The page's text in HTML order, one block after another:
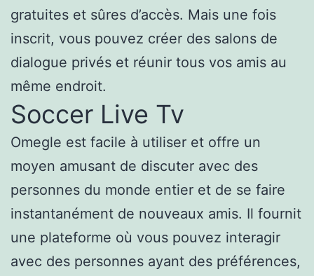
gratuites et sûres d’accès. Mais une fois
inscrit, vous pouvez créer des salons de
dialogue privés et réunir tous vos amis au
même endroit.
Soccer Live Tv
Omegle est facile à utiliser et offre un
moyen amusant de discuter avec des
personnes du monde entier et de se faire
instantanément de nouveaux amis. Il fournit
une plateforme où vous pouvez interagir
avec des personnes ayant des préférences,